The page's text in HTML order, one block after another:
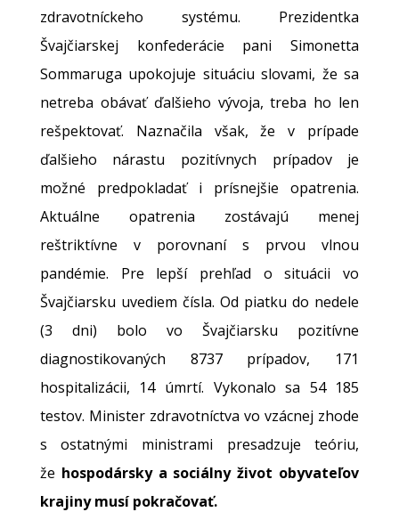
zdravotníckeho systému. Prezidentka
Švajčiarskej konfederácie pani Simonetta
Sommaruga upokojuje situáciu slovami, že sa
netreba obávať ďalšieho vývoja, treba ho len
rešpektovať. Naznačila však, že v prípade
ďalšieho nárastu pozitívnych prípadov je
možné predpokladať i prísnejšie opatrenia.
Aktuálne opatrenia zostávajú menej
reštriktívne v porovnaní s prvou vlnou
pandémie. Pre lepší prehľad o situácii vo
Švajčiarsku uvediem čísla. Od piatku do nedele
(3 dni) bolo vo Švajčiarsku pozitívne
diagnostikovaných 8737 prípadov, 171
hospitalizácii, 14 úmrtí. Vykonalo sa 54 185
testov. Minister zdravotníctva vo vzácnej zhode
s ostatnými ministrami presadzuje teóriu,
že hospodársky a sociálny život obyvateľov
krajiny musí pokračovať.